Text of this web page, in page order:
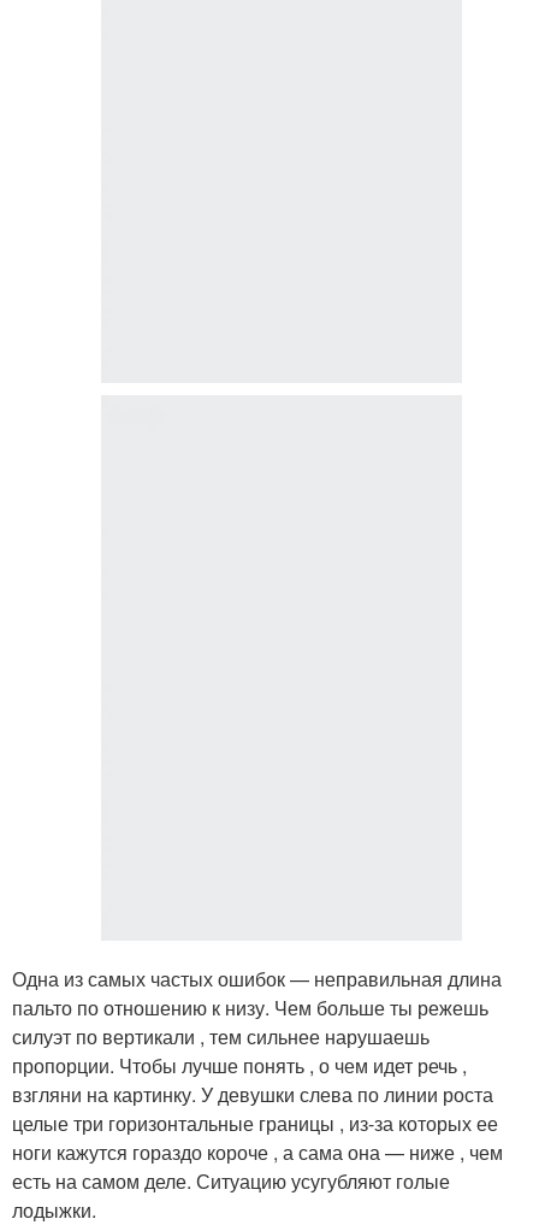
Одна из самых частых ошибок — неправильная длина
пальто по отношению к низу. Чем больше ты режешь
силуэт по вертикали , тем сильнее нарушаешь
пропорции. Чтобы лучше понять , о чем идет речь ,
взгляни на картинку. У девушки слева по линии роста
целые три горизонтальные границы , из-за которых ее
ноги кажутся гораздо короче , а сама она — ниже , чем
есть на самом деле. Ситуацию усугубляют голые
лодыжки.